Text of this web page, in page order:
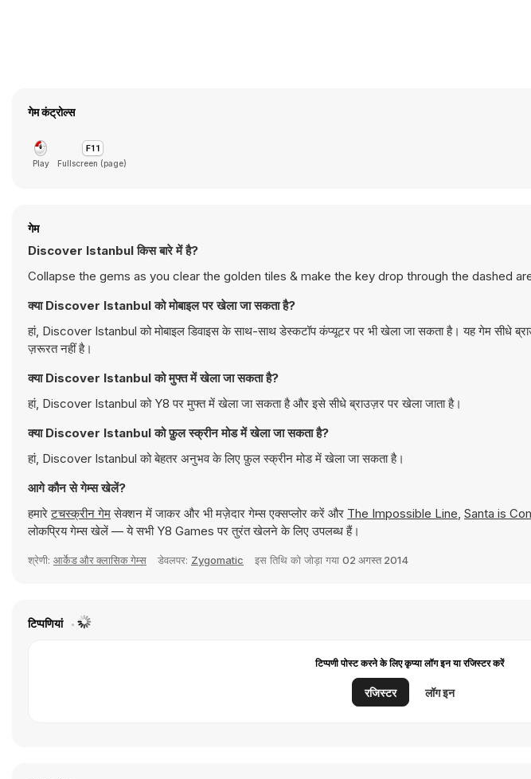
गेम कंट्रोल्स
Play Fullscreen (page)
गेम
Discover Istanbul किस बारे में है?
Collapse the gems as you clear the golden tiles & make the key drop through the dashed
क्या Discover Istanbul को मोबाइल पर खेला जा सकता है?
हां, Discover Istanbul को मोबाइल डिवाइस के साथ-साथ डेस्कटॉप कंप्यूटर पर भी खेला जा सकता है। यह गेम सीधे
ज़रूरत नहीं है।
क्या Discover Istanbul को मुफ्त में खेला जा सकता है?
हां, Discover Istanbul को Y8 पर मुफ्त में खेला जा सकता है और इसे सीधे ब्राउज़र पर खेला जाता है।
क्या Discover Istanbul को फ़ुल स्क्रीन मोड में खेला जा सकता है?
हां, Discover Istanbul को बेहतर अनुभव के लिए फ़ुल स्क्रीन मोड में खेला जा सकता है।
आगे कौन से गेम्स खेलें?
हमारेटचस्क्रीन गेमसेक्शन में जाकर और भी मज़ेदार गेम्स एक्सप्लोर करें और The Impossible Line, Santa is
लोकप्रिय गेम्स खेलें — ये सभी Y8 Games पर तुरंत खेलने के लिए उपलब्ध हैं।
श्रेणी: आर्केड और क्लासिक गेम्स डेवलपर: Zygomatic इस तिथि को जोड़ा गया 02 अगस्त 2014
टिप्पणियां
टिप्पणी पोस्ट करने के लिए कृप्या लॉग इन या रजिस्टर करें
रजिस्टर लॉग इन